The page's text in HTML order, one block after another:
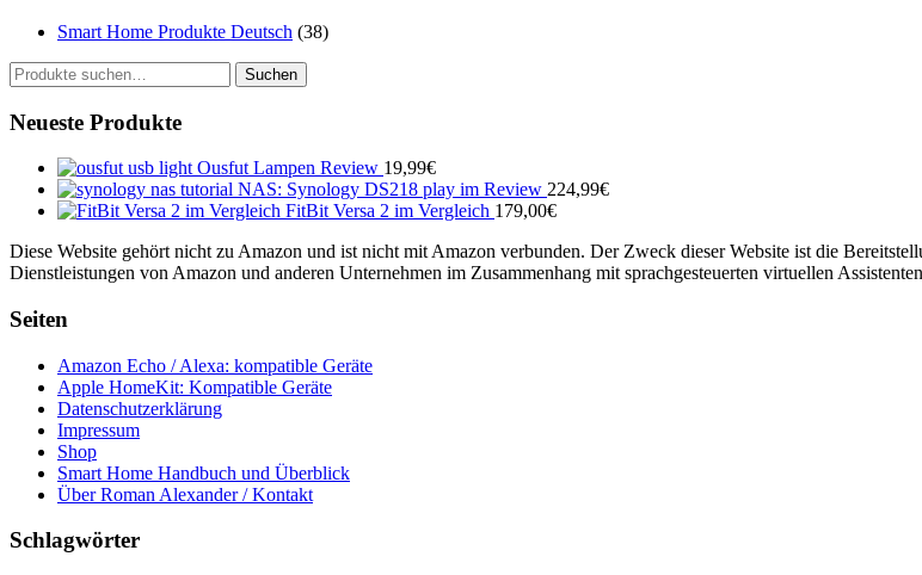
Smart Home Produkte Deutsch (38)
Suche
nach:
Suchen
Neueste Produkte
Ousfut Lampen Review 19,99€
NAS: Synology DS218 play im Review 224,99€
FitBit Versa 2 im Vergleich 179,00€
Diese Website gehört nicht zu Amazon und ist nicht mit Amazon verbunden. Der Zweck dieser Website ist die
Dienstleistungen von Amazon und anderen Unternehmen im Zusammenhang mit sprachgesteuerten virtuellen
Seiten
Amazon Echo / Alexa: kompatible Geräte
Apple HomeKit: Kompatible Geräte
Datenschutzerklärung
Impressum
Shop
Smart Home Handbuch und Überblick
Über Roman Alexander / Kontakt
Schlagwörter